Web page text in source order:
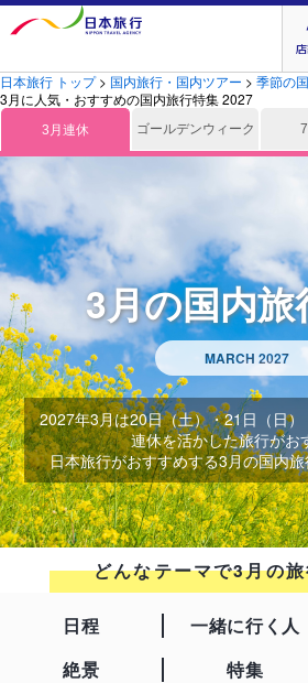
日本旅行 トップ> 国内旅行・国内ツアー > 季節の
3月に人気・おすすめの国内旅行特集 2027
3月連休 ゴールデンウィーク
3月の国内旅
MARCH 2027
2027年3月は20日（土）・21日（日
連休を活かした旅行がお
日本旅行がおすすめする3月の国内旅
どんなテーマで3月の
日程 一緒に行く人
絶景
特集